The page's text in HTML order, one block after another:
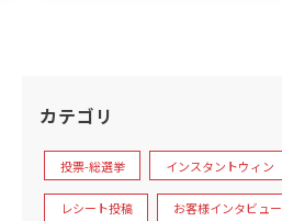
カテゴリ
インスタントウィン
レシート投稿
投票-総選挙
お客様インタビュー